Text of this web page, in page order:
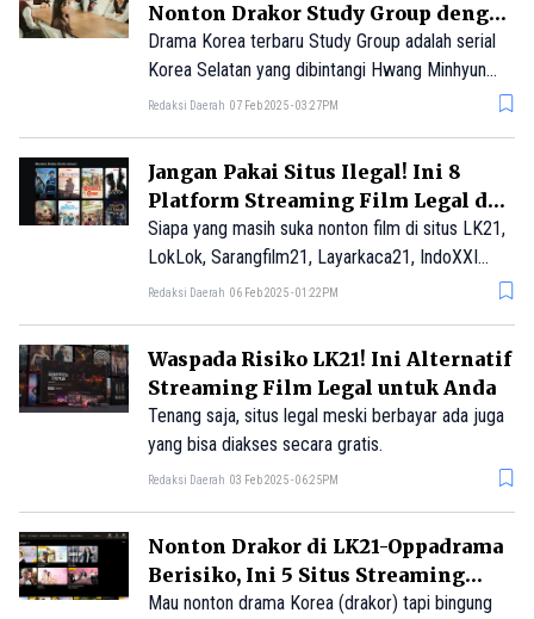
pertamanya di tahun 2025, Buried Hearts.
Nonton Drakor Study Group dengan
Aman
Drama Korea terbaru Study Group adalah serial
Korea Selatan yang dibintangi Hwang Minhyun
sebagai pemeran utama. Plot dari serial ini
akademis, meskipun ia memiliki keahlian luar
biasa dalam bertarung.
Redaksi Daerah 07 Feb 2025 - 03:27PM
Jangan Pakai Situs Ilegal! Ini 8
Platform Streaming Film Legal dan
Aman
Siapa yang masih suka nonton film di situs LK21,
LokLok, Sarangfilm21, Layarkaca21, IndoXXI
hingga IDLIX? Buat kalian yang belum tahu, situs
Redaksi Daerah 06 Feb 2025 - 01:22PM
Waspada Risiko LK21! Ini Alternatif
Streaming Film Legal untuk Anda
Tenang saja, situs legal meski berbayar ada juga
yang bisa diakses secara gratis.
Redaksi Daerah 03 Feb 2025 - 06:25PM
Nonton Drakor di LK21-Oppadrama
Berisiko, Ini 5 Situs Streaming
Drama yang Dijamin Aman
Mau nonton drama Korea (drakor) tapi bingung